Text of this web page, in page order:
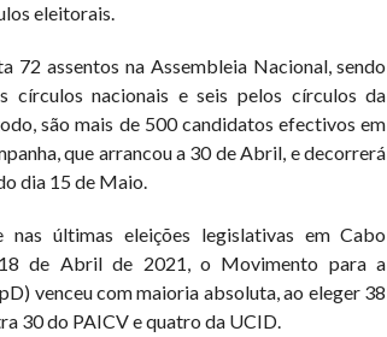
eleitorais.
72 assentos na Assembleia Nacional, sendo
círculos nacionais e seis pelos círculos da
são mais de 500 candidatos efectivos em
que arrancou a 30 de Abril, e decorrerá
dia 15 de Maio.
nas últimas eleições legislativas em Cabo
de Abril de 2021, o Movimento para a
venceu com maioria absoluta, ao eleger 38
30 do PAICV e quatro da UCID.